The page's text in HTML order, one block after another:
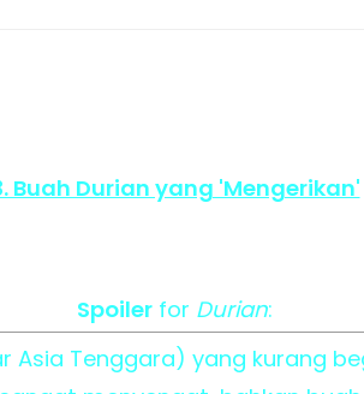
Buah Durian yang 'Mengerikan'
Spoiler for Durian:
Asia Tenggara) yang kurang